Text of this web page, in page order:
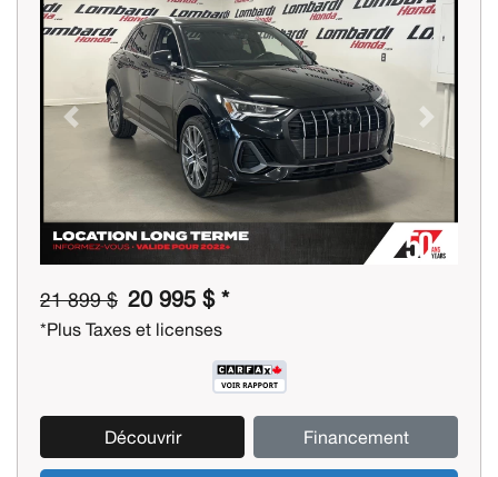
Previous Next
21 899 $ 20 995 $ *
*Plus Taxes et licenses
Découvrir Financement